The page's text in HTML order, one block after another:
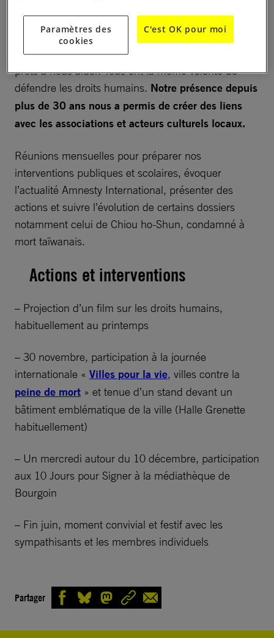
Nous sommes une dizaine de membres actifs au
sein du groupe, autour duquel gravitent
sympathisants et membres individuels, toujours
prêts à nous aider. Tous ont la même volonté de
défendre les droits humains. Notre présence depuis
plus de 30 ans nous a permis de créer des liens
avec les associations et acteurs culturels locaux.
Réunions mensuelles pour préparer nos
interventions publiques et scolaires, évoquer
l’actualité Amnesty International, présenter des
actions et suivre l’évolution de certains dossiers
notamment celui de Chiou ho-Shun, condamné à
mort taïwanais.
Actions et interventions
– Projection d’un film sur les droits humains,
habituellement au printemps
– 30 novembre, participation à la journée
internationale « Villes pour la vie, villes contre la
peine de mort » et tenue d’un stand devant un
bâtiment emblématique de la ville (Halle Grenette
habituellement)
– Un mercredi autour du 10 décembre, participation
aux 10 Jours pour Signer à la médiathèque de
Bourgoin
– Fin juin, moment convivial et festif avec les
sympathisants et les membres individuels
Partager
Paramètres des
cookies
C'est OK pour moi